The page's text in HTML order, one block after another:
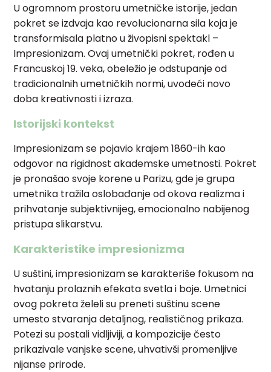
U ogromnom prostoru umetničke istorije, jedan
pokret se izdvaja kao revolucionarna sila koja je
transformisala platno u živopisni spektakl –
Impresionizam. Ovaj umetnički pokret, rođen u
Francuskoj 19. veka, obeležio je odstupanje od
tradicionalnih umetničkih normi, uvodeći novo
doba kreativnosti i izraza.
Istorijski kontekst
Impresionizam se pojavio krajem 1860-ih kao
odgovor na rigidnost akademske umetnosti. Pokret
je pronašao svoje korene u Parizu, gde je grupa
umetnika tražila oslobađanje od okova realizma i
prihvatanje subjektivnijeg, emocionalno nabijenog
pristupa slikarstvu.
Karakteristike impresionizma
U suštini, impresionizam se karakteriše fokusom na
hvatanju prolaznih efekata svetla i boje. Umetnici
ovog pokreta želeli su preneti suštinu scene
umesto stvaranja detaljnog, realističnog prikaza.
Potezi su postali vidljiviji, a kompozicije često
prikazivale vanjske scene, uhvativši promenljive
nijanse prirode.